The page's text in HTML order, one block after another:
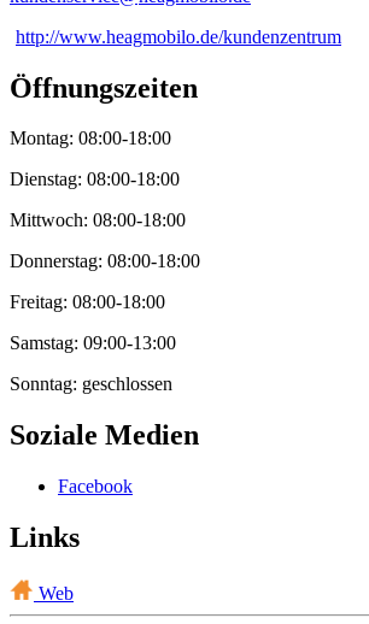
http://www.heagmobilo.de/kundenzentrum
Öffnungszeiten
Montag: 08:00-18:00
Dienstag: 08:00-18:00
Mittwoch: 08:00-18:00
Donnerstag: 08:00-18:00
Freitag: 08:00-18:00
Samstag: 09:00-13:00
Sonntag: geschlossen
Soziale Medien
Facebook
Links
Web